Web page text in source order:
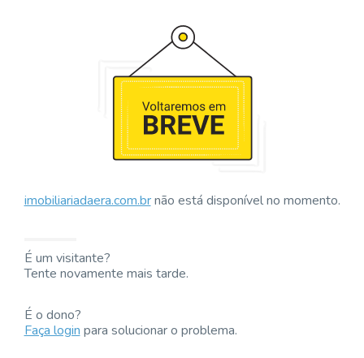
imobiliariadaera.com.brnão está disponível no momento.
É um visitante?
Tente novamente mais tarde.
É o dono?
Faça loginpara solucionar o problema.